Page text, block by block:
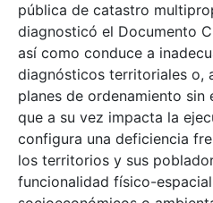
pública de catastro
diagnosticó el Documento
así como conduce a
diagnósticos territoriales o,
planes de ordenamiento
que a su vez impacta la
configura una deficiencia
los territorios y sus
funcionalidad físico-